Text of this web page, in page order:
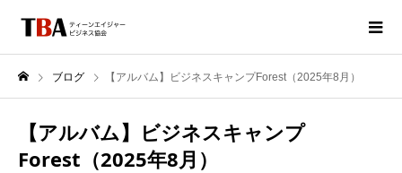
ブログ 【アルバム】ビジネスキャンプForest（2025年8月）
【アルバム】ビジネスキャンプ
Forest（2025年8月）